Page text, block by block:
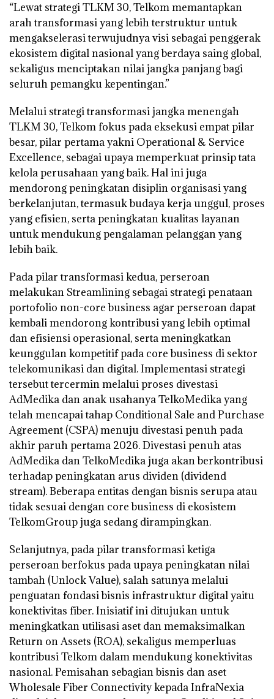
“Lewat strategi TLKM 30, Telkom memantapkan
arah transformasi yang lebih terstruktur untuk
mengakselerasi terwujudnya visi sebagai penggerak
ekosistem digital nasional yang berdaya saing global,
sekaligus menciptakan nilai jangka panjang bagi
seluruh pemangku kepentingan.”
Melalui strategi transformasi jangka menengah
TLKM 30, Telkom fokus pada eksekusi empat pilar
besar, pilar pertama yakni Operational & Service
Excellence, sebagai upaya memperkuat prinsip tata
kelola perusahaan yang baik. Hal ini juga
mendorong peningkatan disiplin organisasi yang
berkelanjutan, termasuk budaya kerja unggul, proses
yang efisien, serta peningkatan kualitas layanan
untuk mendukung pengalaman pelanggan yang
lebih baik.
Pada pilar transformasi kedua, perseroan
melakukan Streamlining sebagai strategi penataan
portofolio non-core business agar perseroan dapat
kembali mendorong kontribusi yang lebih optimal
dan efisiensi operasional, serta meningkatkan
keunggulan kompetitif pada core business di sektor
telekomunikasi dan digital. Implementasi strategi
tersebut tercermin melalui proses divestasi
AdMedika dan anak usahanya TelkoMedika yang
telah mencapai tahap Conditional Sale and Purchase
Agreement (CSPA) menuju divestasi penuh pada
akhir paruh pertama 2026. Divestasi penuh atas
AdMedika dan TelkoMedika juga akan berkontribusi
terhadap peningkatan arus dividen (dividend
stream). Beberapa entitas dengan bisnis serupa atau
tidak sesuai dengan core business di ekosistem
TelkomGroup juga sedang dirampingkan.
Selanjutnya, pada pilar transformasi ketiga
perseroan berfokus pada upaya peningkatan nilai
tambah (Unlock Value), salah satunya melalui
penguatan fondasi bisnis infrastruktur digital yaitu
konektivitas fiber. Inisiatif ini ditujukan untuk
meningkatkan utilisasi aset dan memaksimalkan
Return on Assets (ROA), sekaligus memperluas
kontribusi Telkom dalam mendukung konektivitas
nasional. Pemisahan sebagian bisnis dan aset
Wholesale Fiber Connectivity kepada InfraNexia